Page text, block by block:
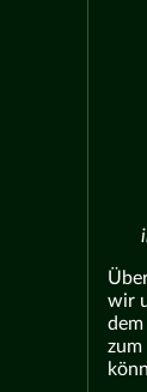
wir
zum